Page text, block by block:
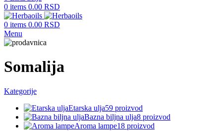
0 items 0.00 RSD
0 items 0.00 RSD
Menu
Somalija
Kategorije
Etarska ulja59 proizvod
Bazna biljna ulja8 proizvod
Aroma lampe18 proizvod